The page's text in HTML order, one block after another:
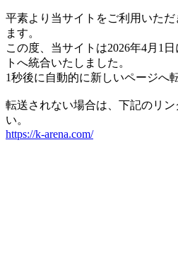
平素より当サイトをご利用いた
ます。
この度、当サイトは2026年4月1
トへ統合いたしました。
1秒後に自動的に新しいページへ
転送されない場合は、下記のリ
い。
https://k-arena.com/